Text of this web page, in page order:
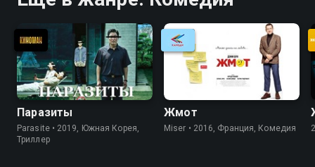
Паразиты
Parasite • 2019, Южная Корея,
Триллер
Жмот
Miser • 2016, Франция, Комедия